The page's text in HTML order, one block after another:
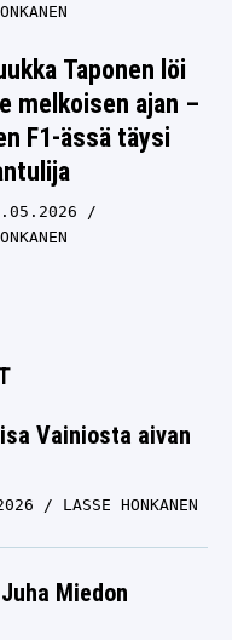
Taponen löi
melkoisen ajan –
F1-ässä täysi
Taponen sai
hiljaiseksi
Taposen ajamista
johtopäätös
formulatoivosta
Vainiosta aivan
LASSE HONKANEN
Miedon